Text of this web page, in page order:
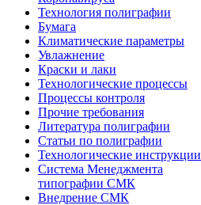
Технология полиграфии
Бумага
Климатические параметры
Увлажнение
Краски и лаки
Технологические процессы
Процессы контроля
Прочие требования
Литература полиграфии
Статьи по полиграфии
Технологические инструкции
Система Менеджмента
типографии СМК
Внедрение СМК